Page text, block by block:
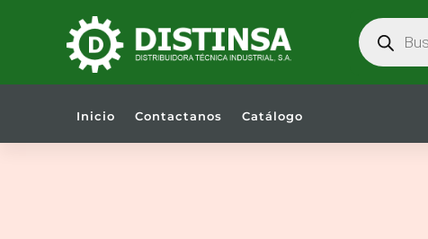
BÚSQUEDA
DE
PRODUCTOS
Inicio Contactanos Catálogo